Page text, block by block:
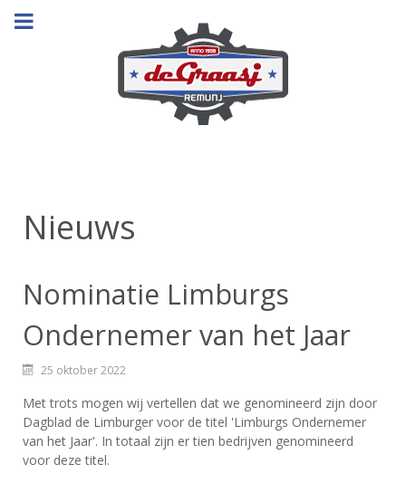
Nieuws
Nominatie Limburgs
Ondernemer van het Jaar
25 oktober 2022
Met trots mogen wij vertellen dat we genomineerd zijn door
Dagblad de Limburger voor de titel 'Limburgs Ondernemer
van het Jaar'. In totaal zijn er tien bedrijven genomineerd
voor deze titel.